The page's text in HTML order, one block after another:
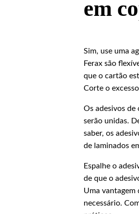
em
Sim, use uma
Ferax são
que o cartão
Corte o
Os adesivos de
serão unidas.
saber, os
de laminados
Espalhe o
de que o
Uma vantagem
necessário.